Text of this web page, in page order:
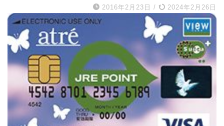
2016年2月23日 / 2024年2月26日